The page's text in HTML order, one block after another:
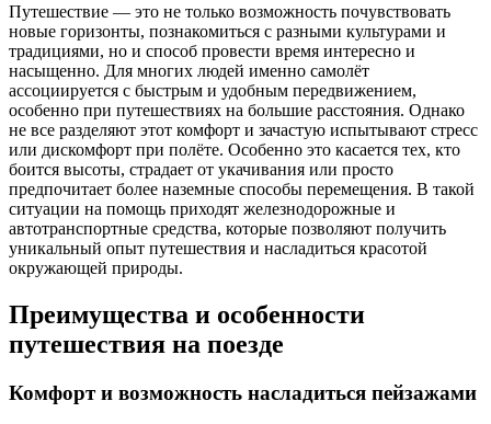
Путешествие — это не только возможность почувствовать
новые горизонты, познакомиться с разными культурами и
традициями, но и способ провести время интересно и
насыщенно. Для многих людей именно самолёт
ассоциируется с быстрым и удобным передвижением,
особенно при путешествиях на большие расстояния. Однако
не все разделяют этот комфорт и зачастую испытывают стресс
или дискомфорт при полёте. Особенно это касается тех, кто
боится высоты, страдает от укачивания или просто
предпочитает более наземные способы перемещения. В такой
ситуации на помощь приходят железнодорожные и
автотранспортные средства, которые позволяют получить
уникальный опыт путешествия и насладиться красотой
окружающей природы.
Преимущества и особенности
путешествия на поезде
Комфорт и возможность насладиться пейзажами